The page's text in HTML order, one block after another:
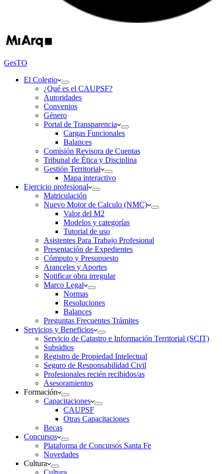
GesTO
El Colegio
¿Qué es el CAUPSF?
Autoridades
Convenios
Género
Portal de Transparencia
Cargas Funcionales
Balances
Comisión Revisora de Cuentas
Tribunal de Ética y Disciplina
Gestión Territorial
Mapa interactivo
Ejercicio profesional
Matriculación
Nuevo Motor de Calculo (NMC)
Valor del M2
Modelos y categorías
Tutorial de uso
Asistentes Para Trabajo Profesional
Presentación de Expedientes
Cómputo y Presupuesto
Aranceles y Aportes
Notificar obra irregular
Marco Legal
Normas
Resoluciones
Balances
Preguntas Frecuentes Trámites
Servicios y Beneficios
Servicio de Catastro e Información Territorial (SCIT)
Subsidios
Registro de Propiedad Intelectual
Seguro de Responsabilidad Civil
Profesionales recién recibidos/as
Asesoramientos
Formación
Capacitaciones
CAUPSF
Otras Capacitaciones
Becas
Concursos
Plataforma de Concursos Santa Fe
Novedades
Cultura
Cultura